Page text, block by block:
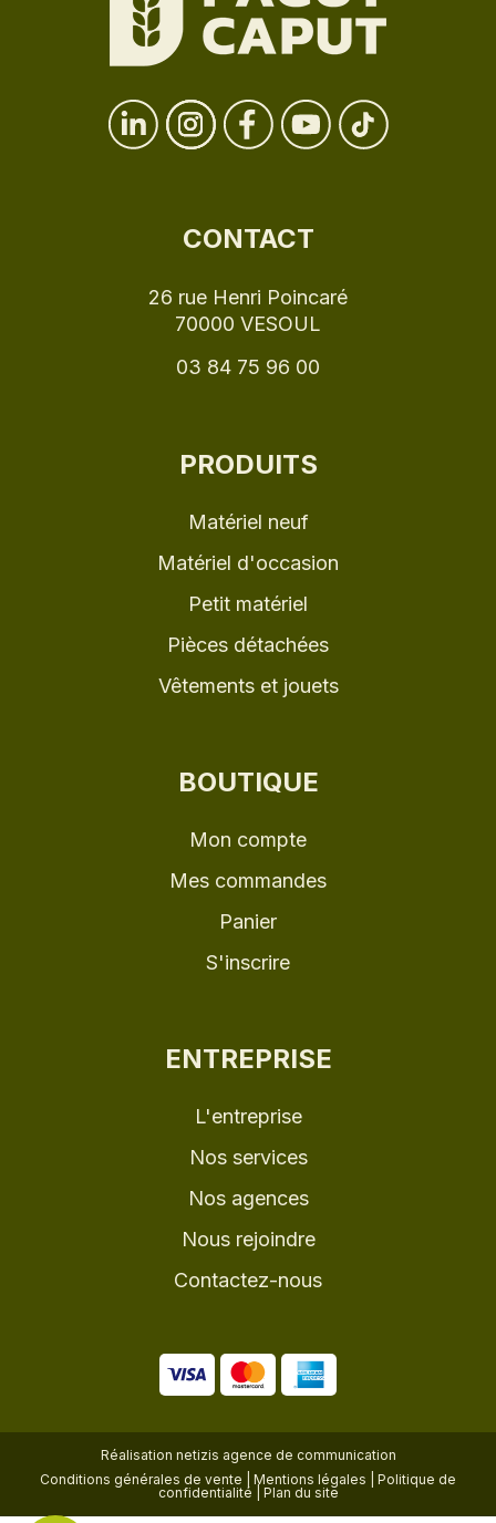
CONTACT
26 rue Henri Poincaré
70000 VESOUL
03 84 75 96 00
PRODUITS
Matériel neuf
Matériel d'occasion
Petit matériel
Pièces détachées
Vêtements et jouets
BOUTIQUE
Mon compte
Mes commandes
Panier
S'inscrire
ENTREPRISE
L'entreprise
Nos services
Nos agences
Nous rejoindre
Contactez-nous
Réalisation netizis agence de communication
Conditions générales de vente
Mentions légales
Politique de
confidentialité
Plan du site